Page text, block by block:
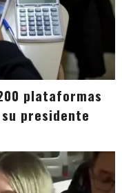
plataformas
presidente